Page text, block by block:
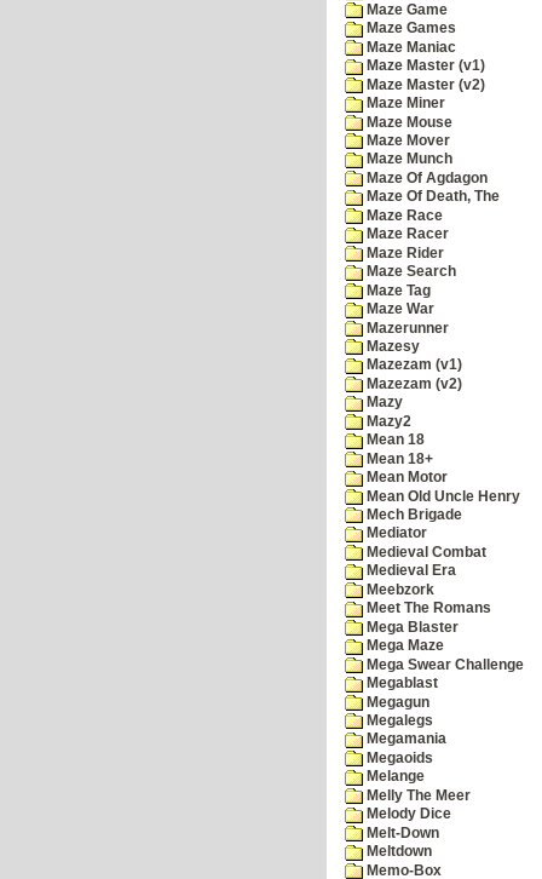
Maze Game
Maze Games
Maze Maniac
Maze Master (v1)
Maze Master (v2)
Maze Miner
Maze Mouse
Maze Mover
Maze Munch
Maze Of Agdagon
Maze Of Death, The
Maze Race
Maze Racer
Maze Rider
Maze Search
Maze Tag
Maze War
Mazerunner
Mazesy
Mazezam (v1)
Mazezam (v2)
Mazy
Mazy2
Mean 18
Mean 18+
Mean Motor
Mean Old Uncle Henry
Mech Brigade
Mediator
Medieval Combat
Medieval Era
Meebzork
Meet The Romans
Mega Blaster
Mega Maze
Mega Swear Challenge
Megablast
Megagun
Megalegs
Megamania
Megaoids
Melange
Melly The Meer
Melody Dice
Melt-Down
Meltdown
Memo-Box